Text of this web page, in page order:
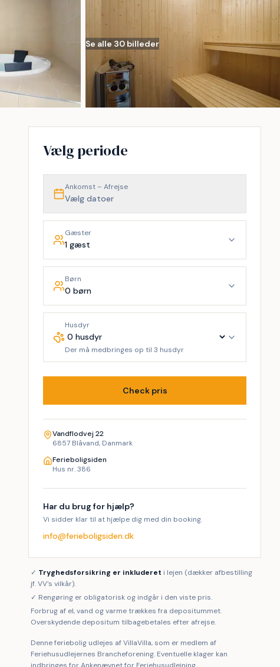
Se alle 30 billeder
Vælg periode
Ankomst – Afrejse
Vælg datoer
Gæster
1 gæst
Børn
0 børn
Husdyr
Der må medbringes op til 3 husdyr
Check pris
Vandflodvej 22
6857 Blåvand, Danmark
Ferieboligsiden
Hus nr. 386
Har du brug for hjælp?
Vi sidder klar til at hjælpe dig med din booking.
info@ferieboligsiden.dk
✓ Tryghedsforsikring er inkluderet i lejen (dækker afbestilling
jf. VV's vilkår).
✓ Rengøring er obligatorisk og indgår i den viste pris.
Forbrug af el, vand og varme trækkes fra depositummet.
Overskydende depositum tilbagebetales efter afrejse.
Denne feriebolig udlejes af VillaVilla, som er medlem af
Feriehusudlejernes Brancheforening. Eventuelle klager kan